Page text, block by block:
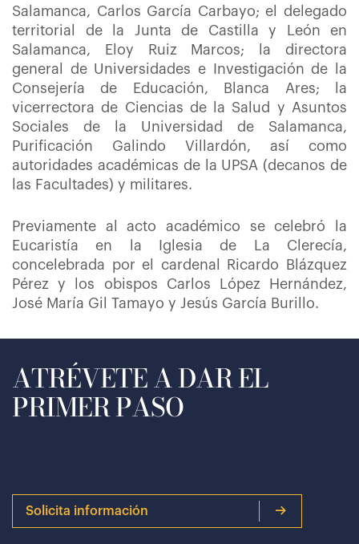
Salamanca, Carlos García Carbayo; el delegado
territorial de la Junta de Castilla y León en
Salamanca, Eloy Ruiz Marcos; la directora
general de Universidades e Investigación de la
Consejería de Educación, Blanca Ares; la
vicerrectora de Ciencias de la Salud y Asuntos
Sociales de la Universidad de Salamanca,
Purificación Galindo Villardón, así como
autoridades académicas de la UPSA (decanos de
las Facultades) y militares.
Previamente al acto académico se celebró la
Eucaristía en la Iglesia de La Clerecía,
concelebrada por el cardenal Ricardo Blázquez
Pérez y los obispos Carlos López Hernández,
José María Gil Tamayo y Jesús García Burillo.
ATRÉVETE A DAR EL
PRIMER PASO
Solicita información